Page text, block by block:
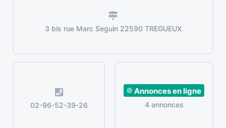
3 bis rue Marc Seguin 22590 TREGUEUX
02-96-52-39-26
Annonces en ligne
4 annonces